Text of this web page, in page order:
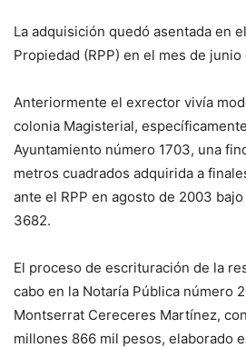
La adquisición quedó asentada en
Propiedad (RPP) en el mes de
Anteriormente el exrector vivía
colonia Magisterial,
Ayuntamiento número 1703, una
metros cuadrados adquirida a
ante el RPP en agosto de 2003
3682.
El proceso de escrituración de la
cabo en la Notaría Pública número
Montserrat Cereceres Martínez,
millones 866 mil pesos, elaborado